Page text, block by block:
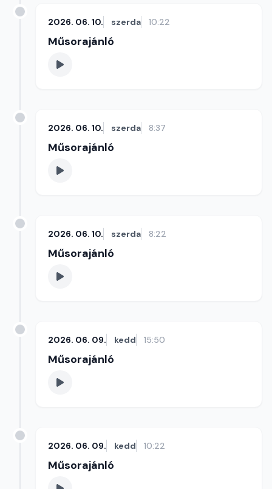
2026. 06. 10. szerda 10:22
Műsorajánló
2026. 06. 10. szerda 8:37
Műsorajánló
2026. 06. 10. szerda 8:22
Műsorajánló
2026. 06. 09. kedd 15:50
Műsorajánló
2026. 06. 09. kedd 10:22
Műsorajánló